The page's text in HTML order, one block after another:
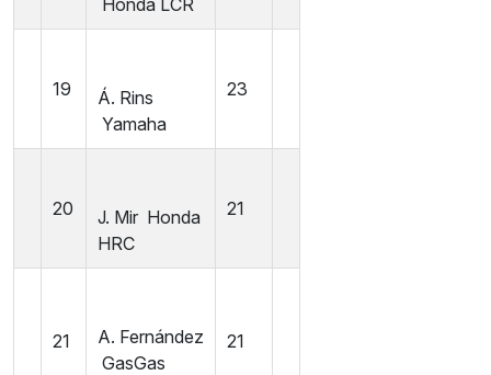
Honda LCR
19
Á. Rins
Yamaha
23
20 J. Mir Honda
HRC
21
21
A. Fernández
GasGas
21